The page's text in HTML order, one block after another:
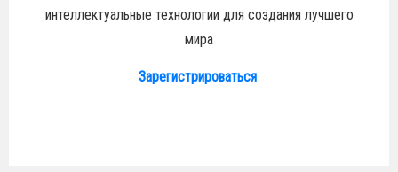
интеллектуальные технологии для создания лучшего
мира
Зарегистрироваться